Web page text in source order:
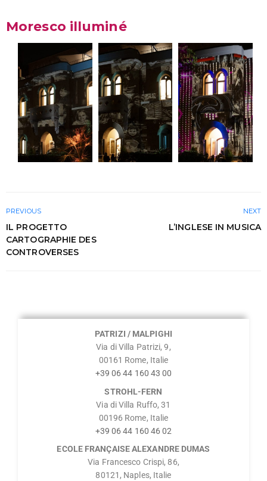
Moresco illuminé
PREVIOUS
IL PROGETTO
CARTOGRAPHIE DES
CONTROVERSES
NEXT
L’INGLESE IN MUSICA
PATRIZI / MALPIGHI
Via di Villa Patrizi, 9,
00161 Rome, Italie
+39 06 44 160 43 00
STROHL-FERN
Via di Villa Ruffo, 31
00196 Rome, Italie
+39 06 44 160 46 02
ECOLE FRANÇAISE ALEXANDRE DUMAS
Via Francesco Crispi, 86,
80121, Naples, Italie